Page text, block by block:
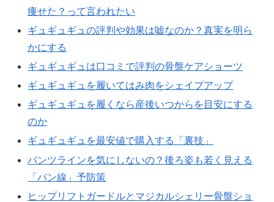
痩せた？って言われたい
ギュギュギュの評判や効果は嘘なのか？真実を明ら
かにする
ギュギュギュは口コミで評判の骨盤ケアショーツ
ギュギュギュを履いてはみ肉をシェイプアップ
ギュギュギュを履くなら産後いつからを目安にする
のか
ギュギュギュを最安値で購入する「裏技」
パンツラインを気にしないの？後ろ姿も若く見える
「パン線」予防策
ヒップリフトガードルとマジカルシェリー骨盤ショ